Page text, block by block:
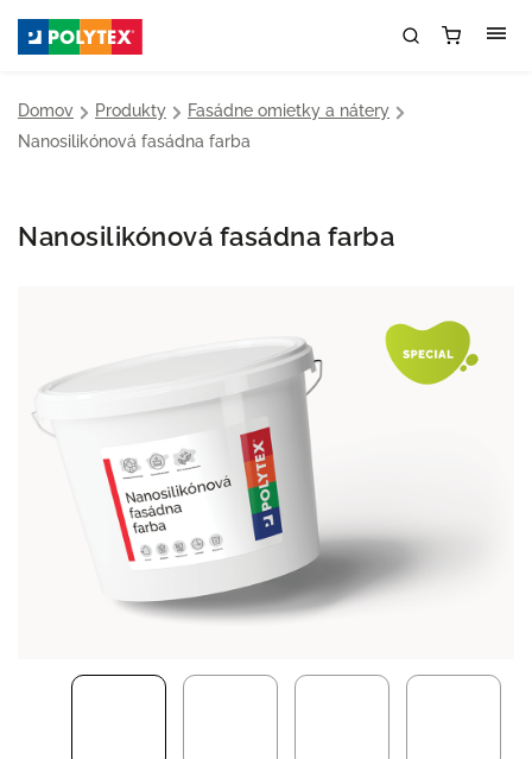
Domov / Produkty / Fasádne omietky a nátery /
Nanosilikónová fasádna farba
Nanosilikónová fasádna farba